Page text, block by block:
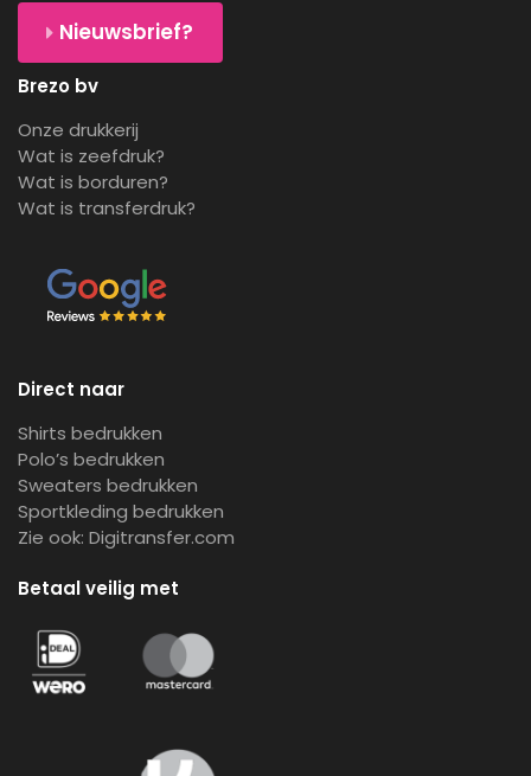
Nieuwsbrief?
Brezo bv
Onze drukkerij
Wat is zeefdruk?
Wat is borduren?
Wat is transferdruk?
Direct naar
Shirts bedrukken
Polo’s bedrukken
Sweaters bedrukken
Sportkleding bedrukken
Zie ook: Digitransfer.com
Betaal veilig met